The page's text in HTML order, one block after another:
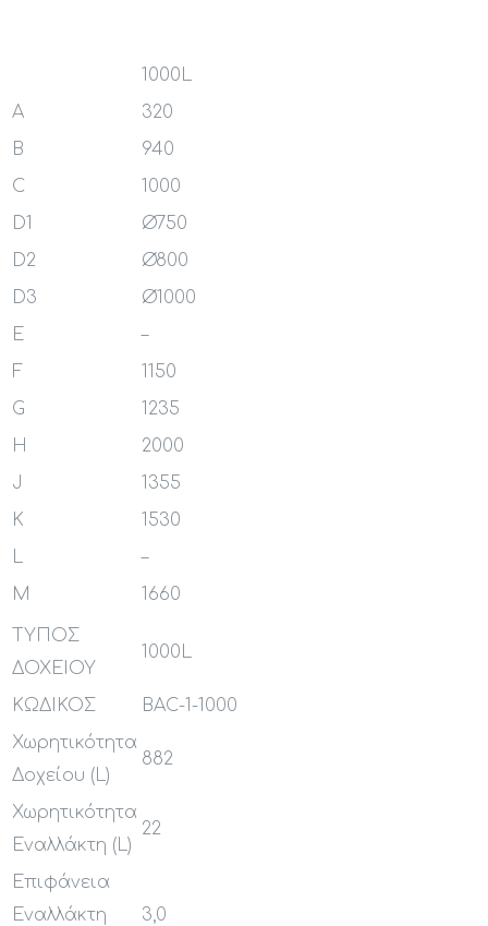
1000L
A
320
B
940
C
1000
D1
Ø750
D2
Ø800
D3
Ø1000
E
–
F
1150
G
1235
H
2000
J
1355
K
1530
L
–
M
1660
ΤΥΠΟΣ
ΔΟΧΕΙΟΥ
1000L
ΚΩΔΙΚΟΣ
BAC-1-1000
Χωρητικότητα
Δοχείου (L)
882
Χωρητικότητα
Εναλλάκτη (L)
22
Επιφάνεια
Εναλλάκτη
3,0